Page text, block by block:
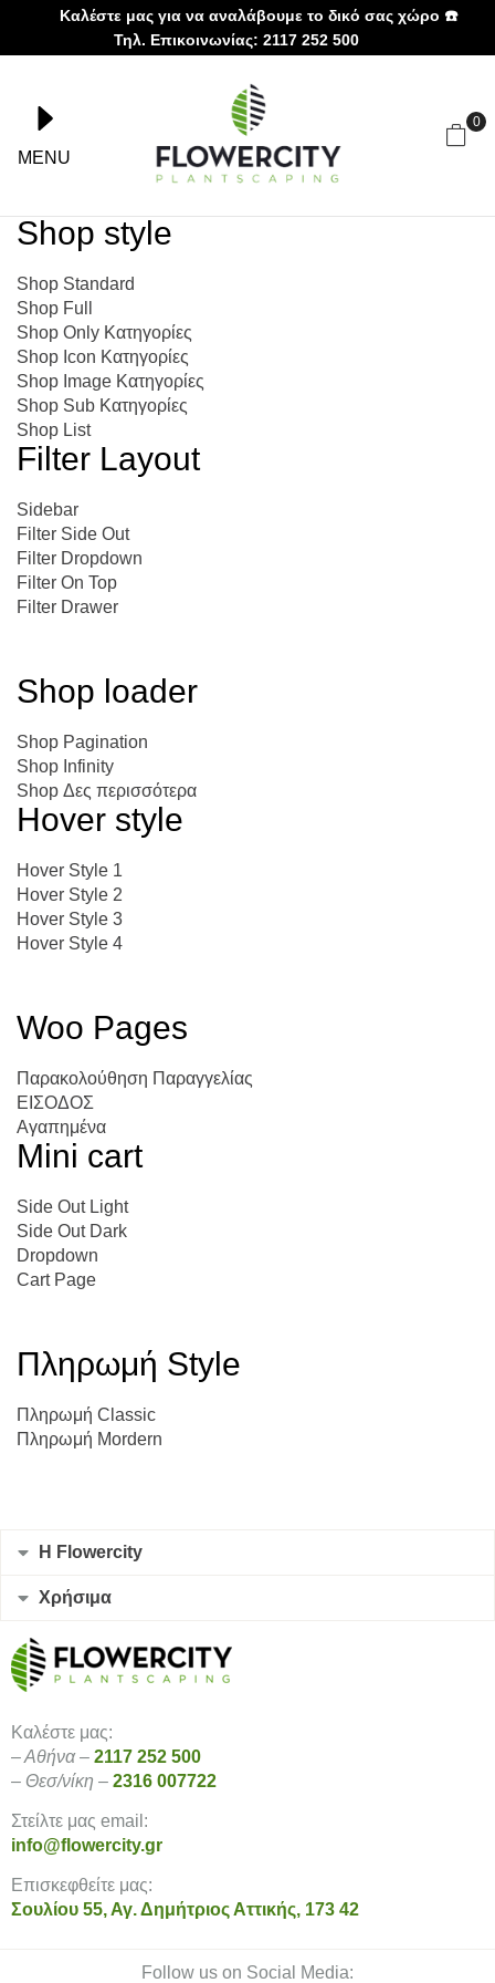
Καλέστε μας για να αναλάβουμε το δικό σας χώρο ☎️
Τηλ. Επικοινωνίας: 2117 252 500
MENU
0
Shop style
Shop Standard
Shop Full
Shop Only Κατηγορίες
Shop Icon Κατηγορίες
Shop Image Κατηγορίες
Shop Sub Κατηγορίες
Shop List
Filter Layout
Sidebar
Filter Side Out
Filter Dropdown
Filter On Top
Filter Drawer
Shop loader
Shop Pagination
Shop Infinity
Shop Δες περισσότερα
Hover style
Hover Style 1
Hover Style 2
Hover Style 3
Hover Style 4
Woo Pages
Παρακολούθηση Παραγγελίας
ΕΙΣΟΔΟΣ
Αγαπημένα
Mini cart
Side Out Light
Side Out Dark
Dropdown
Cart Page
Πληρωμή Style
Πληρωμή Classic
Πληρωμή Mordern
Η Flowercity
Χρήσιμα
Καλέστε μας:
– Αθήνα – 2117 252 500
– Θεσ/νίκη – 2316 007722
Στείλτε μας email:
info@flowercity.gr
Επισκεφθείτε μας:
Σουλίου 55, Αγ. Δημήτριος Αττικής, 173 42
Follow us on Social Media: